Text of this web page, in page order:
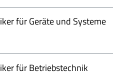
für Geräte und Systeme
für Betriebstechnik